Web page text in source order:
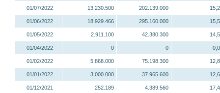
01/07/2022 13.230.500 202.139.000
01/06/2022 18.929.466 295.160.000
01/05/2022 2.911.100 42.380.300
01/04/2022 0 0
01/02/2022 5.868.000 75.198.300
01/01/2022 3.000.000 37.965.600
01/12/2021 252.189 4.389.560